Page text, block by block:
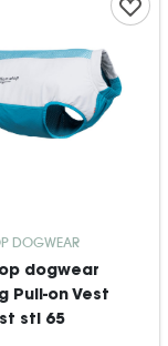
DOGWEAR
dogwear
Pull-on Vest
stl 65